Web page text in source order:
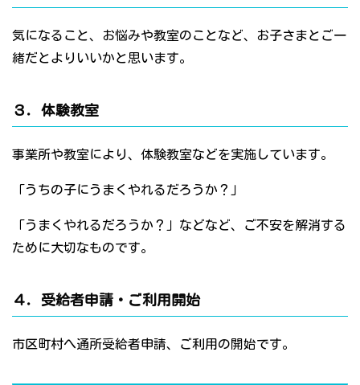
気になること、お悩みや教室のことなど、お子さまとご一
緒だとよりいいかと思います。
３．体験教室
事業所や教室により、体験教室などを実施しています。
「うちの子にうまくやれるだろうか？」
「うまくやれるだろうか？」などなど、ご不安を解消する
ために大切なものです。
４．受給者申請・ご利用開始
市区町村へ通所受給者申請、ご利用の開始です。